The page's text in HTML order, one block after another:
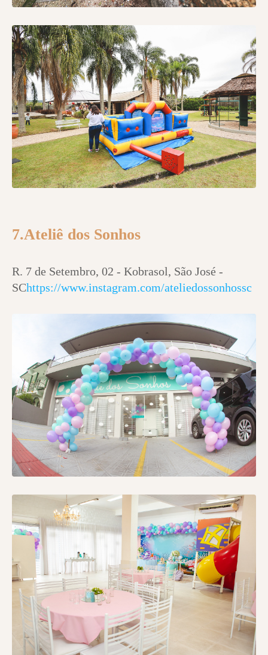
7.Ateliê dos Sonhos
R. 7 de Setembro, 02 - Kobrasol, São José -
SChttps://www.instagram.com/ateliedossonhossc